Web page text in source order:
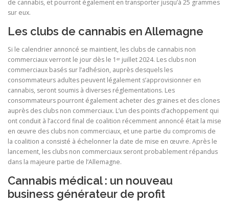
de cannabis, et pourront également en transporter jusqu’à 25 grammes
sur eux.
Les clubs de cannabis en Allemagne
Si le calendrier annoncé se maintient, les clubs de cannabis non
commerciaux verront le jour dès le 1ᵉʳ juillet 2024. Les clubs non
commerciaux basés sur l’adhésion, auprès desquels les
consommateurs adultes peuvent légalement s’approvisionner en
cannabis, seront soumis à diverses réglementations. Les
consommateurs pourront également acheter des graines et des clones
auprès des clubs non commerciaux. L’un des points d’achoppement qui
ont conduit à l’accord final de coalition récemment annoncé était la mise
en œuvre des clubs non commerciaux, et une partie du compromis de
la coalition a consisté à échelonner la date de mise en œuvre. Après le
lancement, les clubs non commerciaux seront probablement répandus
dans la majeure partie de l’Allemagne.
Cannabis médical : un nouveau
business générateur de profit